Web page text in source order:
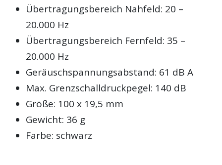
Übertragungsbereich Nahfeld: 20 –
20.000 Hz
Übertragungsbereich Fernfeld: 35 –
20.000 Hz
Geräuschspannungsabstand: 61 dB A
Max. Grenzschalldruckpegel: 140 dB
Größe: 100 x 19,5 mm
Gewicht: 36 g
Farbe: schwarz